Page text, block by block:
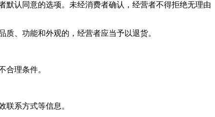
认同意的选项。未经消费者确认，经营者不得拒绝无理由
、功能和外观的，经营者应当予以退货。
理条件。
系方式等信息。